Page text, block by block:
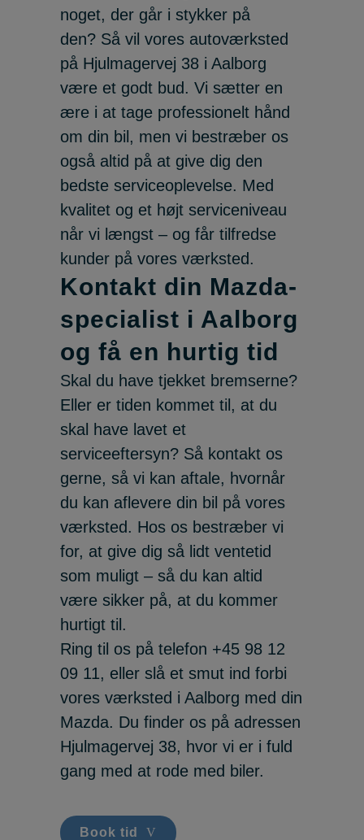
noget, der går i stykker på
den? Så vil vores autoværksted
på Hjulmagervej 38 i Aalborg
være et godt bud. Vi sætter en
ære i at tage professionelt hånd
om din bil, men vi bestræber os
også altid på at give dig den
bedste serviceoplevelse. Med
kvalitet og et højt serviceniveau
når vi længst – og får tilfredse
kunder på vores værksted.
Kontakt din Mazda-
specialist i Aalborg
og få en hurtig tid
Skal du have tjekket bremserne?
Eller er tiden kommet til, at du
skal have lavet et
serviceeftersyn? Så kontakt os
gerne, så vi kan aftale, hvornår
du kan aflevere din bil på vores
værksted. Hos os bestræber vi
for, at give dig så lidt ventetid
som muligt – så du kan altid
være sikker på, at du kommer
hurtigt til.
Ring til os på telefon +45 98 12
09 11, eller slå et smut ind forbi
vores værksted i Aalborg med din
Mazda. Du finder os på adressen
Hjulmagervej 38, hvor vi er i fuld
gang med at rode med biler.
Book tid